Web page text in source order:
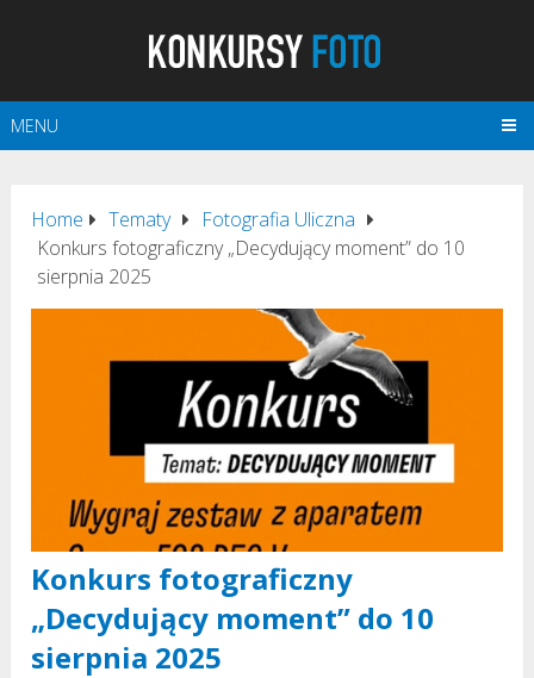
MENU
Home Tematy
Fotografia Uliczna
Konkurs fotograficzny „Decydujący moment” do 10
sierpnia 2025
Konkurs fotograficzny
„Decydujący moment” do 10
sierpnia 2025